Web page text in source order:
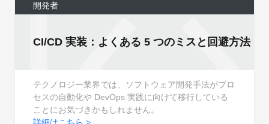
開発者
CI/CD 実装：よくある 5 つのミスと回避方法
テクノロジー業界では、ソフトウェア開発手法がプロ
セスの自動化や DevOps 実践に向けて移行している
ことにお気づきかもしれません。